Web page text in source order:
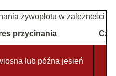
żywopłotu w zależności
przycinania
lub późna jesień